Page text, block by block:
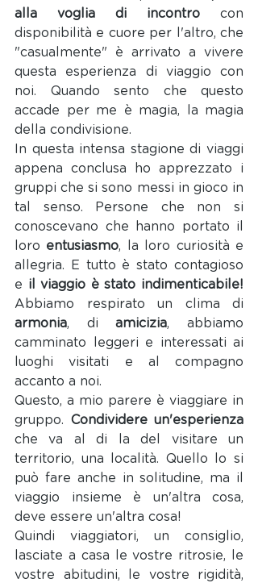
alla voglia di incontro con
disponibilità e cuore per l'altro, che
"casualmente" è arrivato a vivere
questa esperienza di viaggio con
noi. Quando sento che questo
accade per me è magia, la magia
della condivisione.
In questa intensa stagione di viaggi
appena conclusa ho apprezzato i
gruppi che si sono messi in gioco in
tal senso. Persone che non si
conoscevano che hanno portato il
loro entusiasmo, la loro curiosità e
allegria. E tutto è stato contagioso
e
armonia, di amicizia, abbiamo
camminato leggeri e interessati ai
luoghi visitati e al compagno
accanto a noi.
Questo, a mio parere è viaggiare in
gruppo. Condividere un'esperienza
che va al di la del visitare un
territorio, una località. Quello lo si
può fare anche in solitudine, ma il
viaggio insieme è un'altra cosa,
deve essere un'altra cosa!
Quindi viaggiatori, un consiglio,
lasciate a casa le vostre ritrosie, le
vostre abitudini, le vostre rigidità,